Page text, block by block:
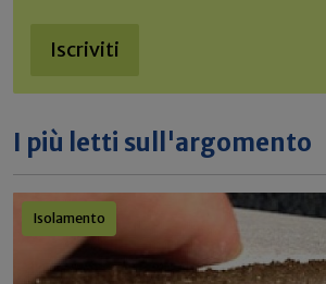
Iscriviti
I più letti sull'argomento
Isolamento